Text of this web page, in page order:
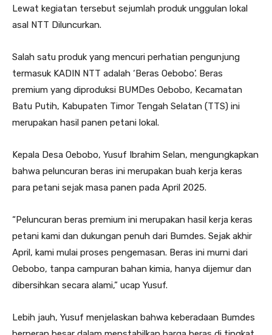
Lewat kegiatan tersebut sejumlah produk unggulan lokal
asal NTT Diluncurkan.
Salah satu produk yang mencuri perhatian pengunjung
termasuk KADIN NTT adalah ‘Beras Oebobo’. Beras
premium yang diproduksi BUMDes Oebobo, Kecamatan
Batu Putih, Kabupaten Timor Tengah Selatan (TTS) ini
merupakan hasil panen petani lokal.
Kepala Desa Oebobo, Yusuf Ibrahim Selan, mengungkapkan
bahwa peluncuran beras ini merupakan buah kerja keras
para petani sejak masa panen pada April 2025.
“Peluncuran beras premium ini merupakan hasil kerja keras
petani kami dan dukungan penuh dari Bumdes. Sejak akhir
April, kami mulai proses pengemasan. Beras ini murni dari
Oebobo, tanpa campuran bahan kimia, hanya dijemur dan
dibersihkan secara alami,” ucap Yusuf.
Lebih jauh, Yusuf menjelaskan bahwa keberadaan Bumdes